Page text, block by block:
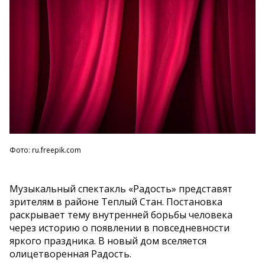
Фото: ru.freepik.com
Музыкальный спектакль «Радость» представят
зрителям в районе Теплый Стан. Постановка
раскрывает тему внутренней борьбы человека
через историю о появлении в повседневности
яркого праздника. В новый дом вселяется
олицетворенная Радость.